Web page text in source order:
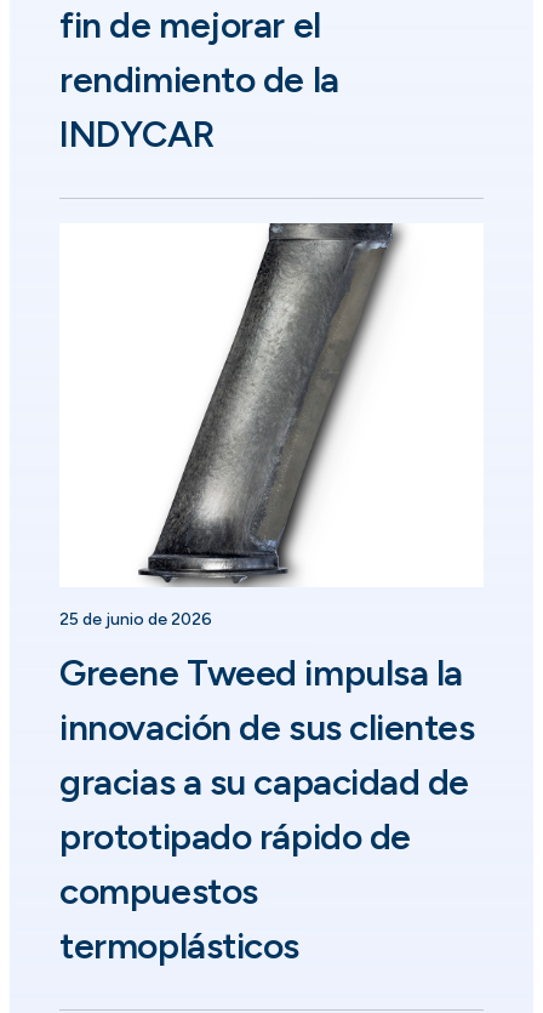
fin de mejorar el
rendimiento de la
INDYCAR
25 de junio de 2026
Greene Tweed impulsa la
innovación de sus clientes
gracias a su capacidad de
prototipado rápido de
compuestos
termoplásticos